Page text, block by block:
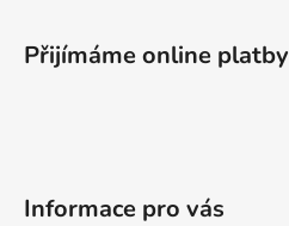
Přijímáme online platby
Informace pro vás